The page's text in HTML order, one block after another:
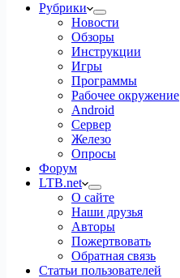
Рубрики
Новости
Обзоры
Инструкции
Игры
Программы
Рабочее окружение
Android
Сервер
Железо
Опросы
Форум
LTB.net
О сайте
Наши друзья
Авторы
Пожертвовать
Обратная связь
Статьи пользователей